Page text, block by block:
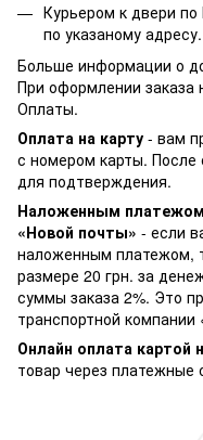
Курьером к двери
по указаному адресу.
Больше информации о
При оформлении заказа
Оплаты.
Оплата на карту - вам
с номером карты.
для подтверждения.
Наложенным платежом
«Новой почты» - если
наложенным платежом,
размере 20 грн. за
суммы заказа 2%. Это
транспортной компании
Онлайн оплата картой
товар через платежные